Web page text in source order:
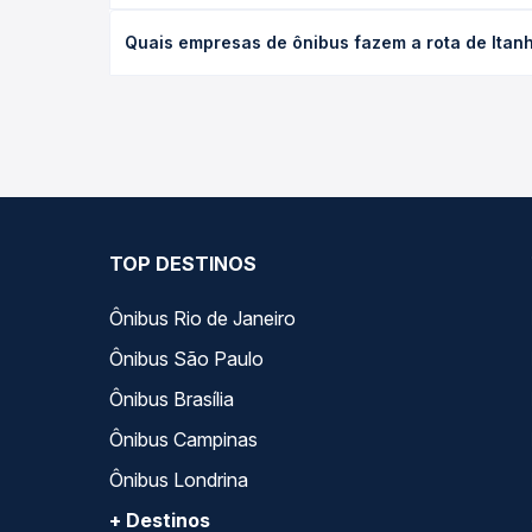
antecedência da compra. Na Quero Passagem
Quais empresas de ônibus fazem a rota de
TOP DESTINOS
Ônibus Rio de Janeiro
Ônibus São Paulo
Ônibus Brasília
Ônibus Campinas
Ônibus Londrina
+ Destinos